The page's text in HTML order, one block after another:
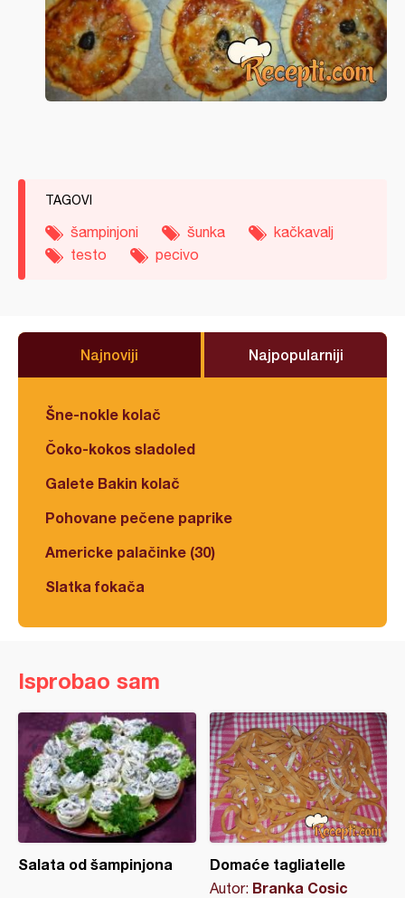
TAGOVI
šampinjoni šunka
kačkavalj
testo
pecivo
Najnoviji Najpopularniji
Šne-nokle kolač
Čoko-kokos sladoled
Galete Bakin kolač
Pohovane pečene paprike
Americke palačinke (30)
Slatka fokača
Isprobao sam
Salata od šampinjona Domaće tagliatelle
Autor: Branka Cosic